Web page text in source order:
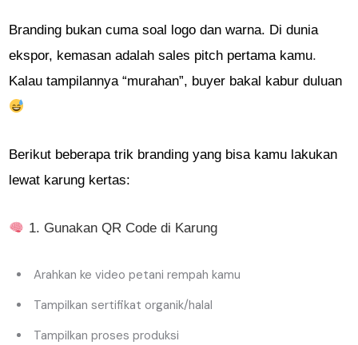
Branding bukan cuma soal logo dan warna. Di dunia
ekspor, kemasan adalah sales pitch pertama kamu.
Kalau tampilannya “murahan”, buyer bakal kabur duluan
Berikut beberapa trik branding yang bisa kamu lakukan
lewat karung kertas:
1. Gunakan QR Code di Karung
Arahkan ke video petani rempah kamu
Tampilkan sertifikat organik/halal
Tampilkan proses produksi